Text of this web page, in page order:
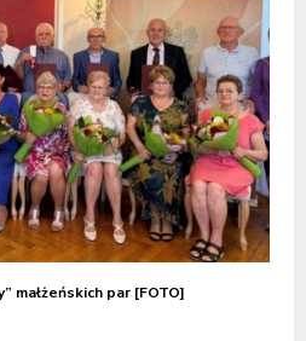
małżeńskich par [FOTO]